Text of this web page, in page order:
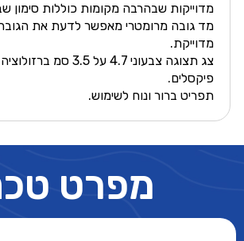
מדוייקות שבהרבה מקומות כוללות סימון
מד גובה מרומטרי מאפשר לדעת את
מדוייקת.
פיקסלים.
תפריט ברור ונוח לשימוש.
מפרט